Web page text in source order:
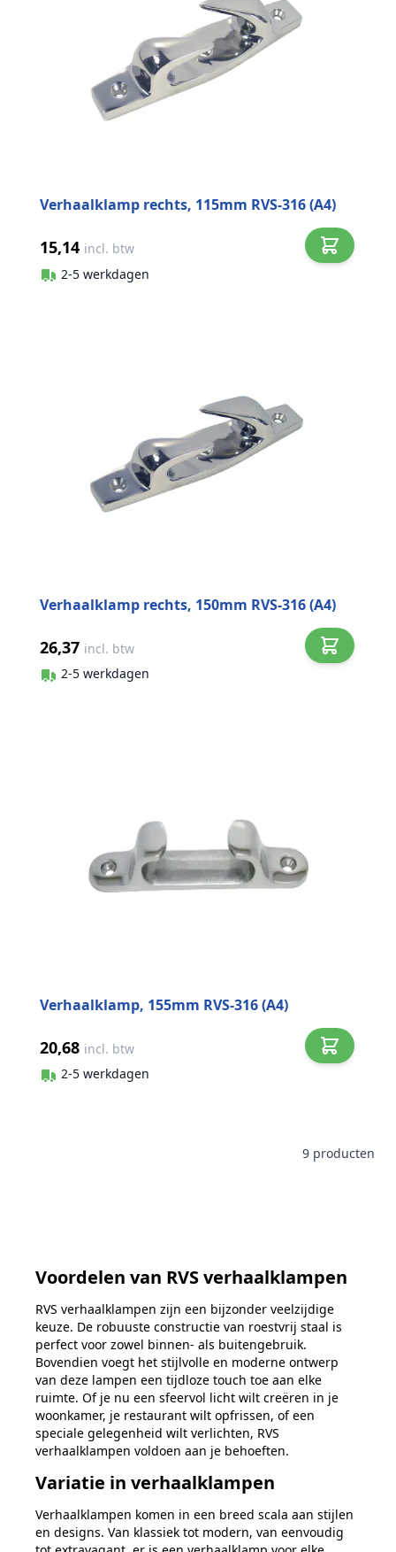
Verhaalklamp rechts, 115mm RVS-316 (A4)
15,14 incl. btw
2-5 werkdagen
Verhaalklamp rechts, 150mm RVS-316 (A4)
26,37 incl. btw
2-5 werkdagen
Verhaalklamp, 155mm RVS-316 (A4)
20,68 incl. btw
2-5 werkdagen
9 producten
Voordelen van RVS verhaalklampen
RVS verhaalklampen zijn een bijzonder veelzijdige
keuze. De robuuste constructie van roestvrij staal is
perfect voor zowel binnen- als buitengebruik.
Bovendien voegt het stijlvolle en moderne ontwerp
van deze lampen een tijdloze touch toe aan elke
ruimte. Of je nu een sfeervol licht wilt creëren in je
woonkamer, je restaurant wilt opfrissen, of een
speciale gelegenheid wilt verlichten, RVS
verhaalklampen voldoen aan je behoeften.
Variatie in verhaalklampen
Verhaalklampen komen in een breed scala aan stijlen
en designs. Van klassiek tot modern, van eenvoudig